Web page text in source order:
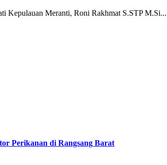
Kepulauan Meranti, Roni Rakhmat S.STP M.Si...
Perikanan di Rangsang Barat